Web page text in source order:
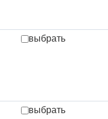
выбрать
выбрать